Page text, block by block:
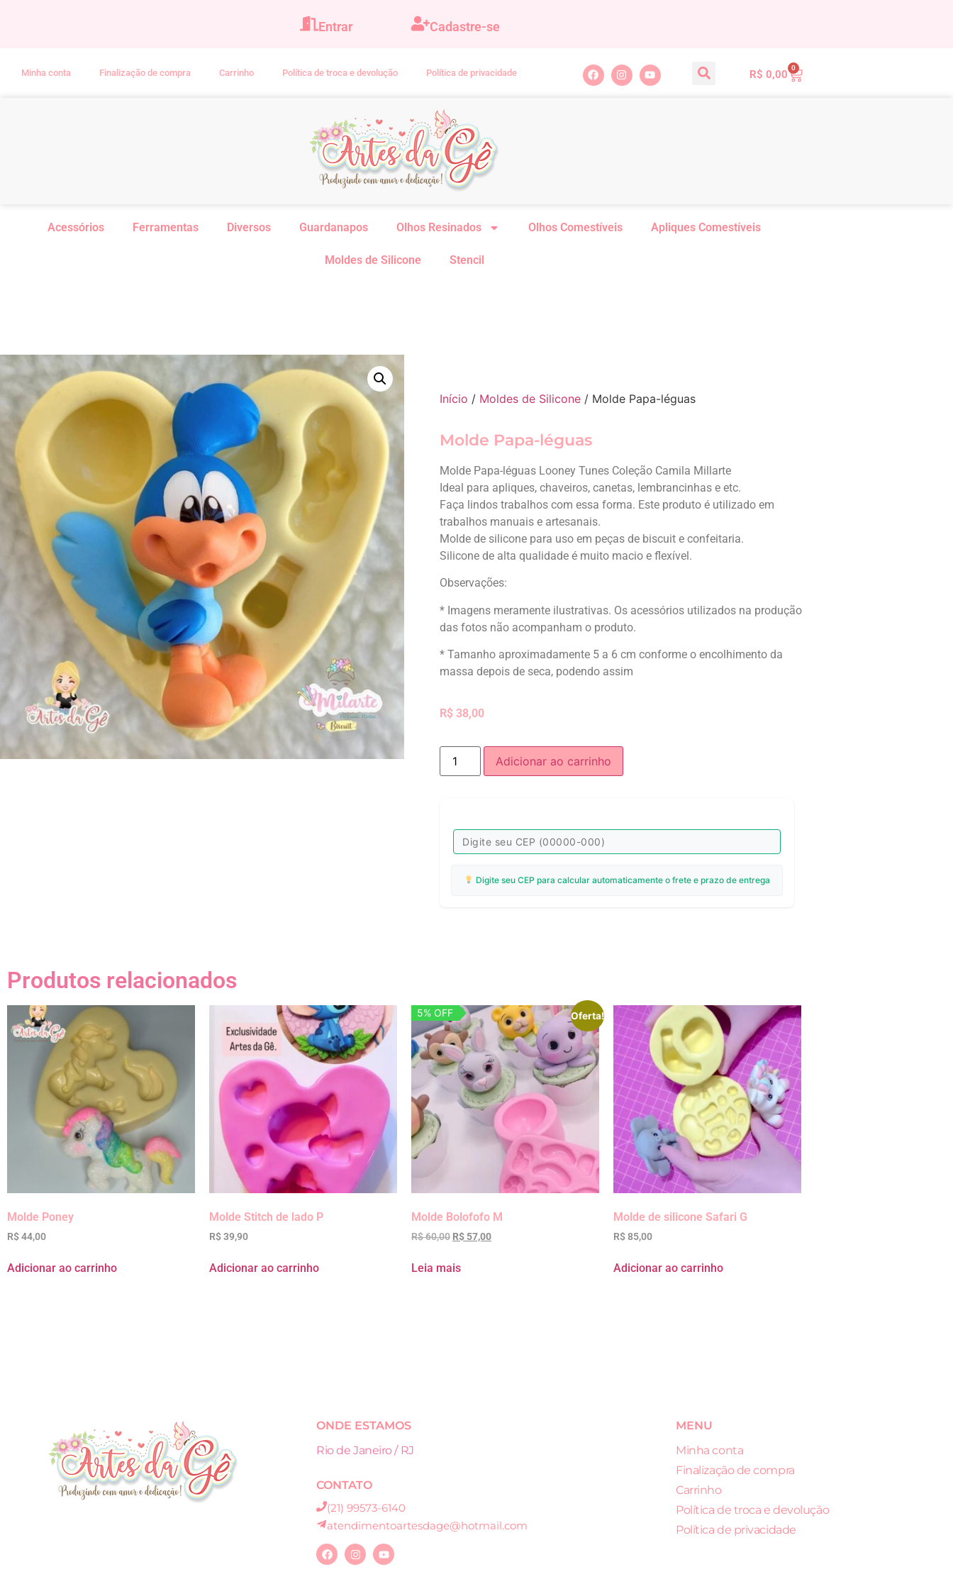
Entrar Cadastre-se
Minha conta Finalização de compra Carrinho Política de troca e devolução Política de privacidade R$ 0,00
0
Acessórios Ferramentas Diversos Guardanapos Olhos Resinados Olhos Comestíveis Apliques Comestíveis
Moldes de Silicone Stencil
Início / Moldes de Silicone / Molde Papa-léguas
Molde Papa-léguas
Molde Papa-léguas Looney Tunes Coleção Camila Millarte
Ideal para apliques, chaveiros, canetas, lembrancinhas e etc.
Faça lindos trabalhos com essa forma. Este produto é utilizado em
trabalhos manuais e artesanais.
Molde de silicone para uso em peças de biscuit e confeitaria.
Silicone de alta qualidade é muito macio e flexível.
Observações:
* Imagens meramente ilustrativas. Os acessórios utilizados na produção
das fotos não acompanham o produto.
* Tamanho aproximadamente 5 a 6 cm conforme o encolhimento da
massa depois de seca, podendo assim
R$ 38,00
Adicionar ao carrinho
Digite seu CEP para calcular automaticamente o frete e prazo de entrega
Produtos relacionados
Molde Poney
R$44,00
Adicionar ao carrinho
Molde Stitch de lado P
R$39,90
Adicionar ao carrinho
Oferta!
5% OFF
Molde Bolofofo M
R$60,00 R$57,00
Leia mais
Molde de silicone Safari G
R$85,00
Adicionar ao carrinho
ONDE ESTAMOS
Rio de Janeiro / RJ
CONTATO
(21) 99573-6140
atendimentoartesdage@hotmail.com
MENU
Minha conta
Finalização de compra
Carrinho
Política de troca e devolução
Política de privacidade